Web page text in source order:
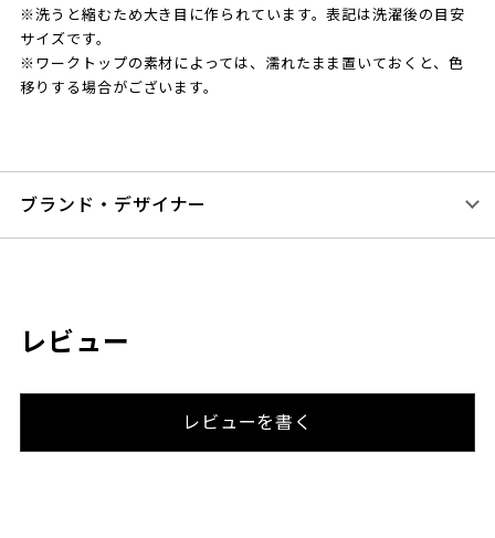
※洗うと縮むため大き目に作られています。表記は洗濯後の目安
サイズです。
※ワークトップの素材によっては、濡れたまま置いておくと、色
移りする場合がございます。
ブランド・デザイナー
レビュー
レビューを書く